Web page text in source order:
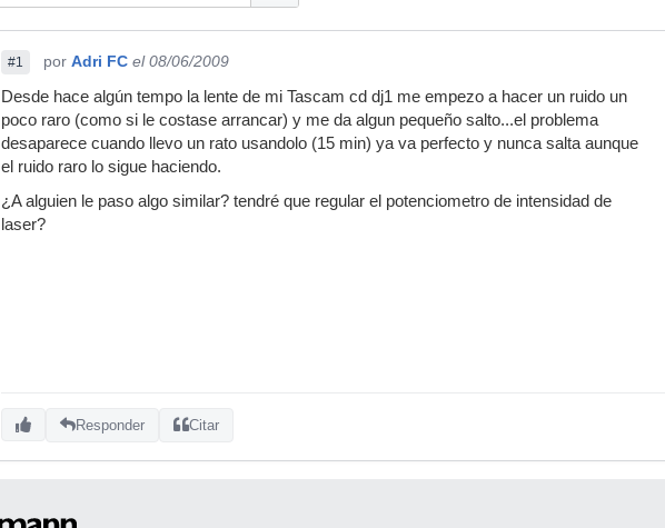
#1 por Adri FC el 08/06/2009
Desde hace algún tempo la lente de mi Tascam cd dj1 me empezo a hacer un ruido un
poco raro (como si le costase arrancar) y me da algun pequeño salto...el problema
desaparece cuando llevo un rato usandolo (15 min) ya va perfecto y nunca salta aunque
el ruido raro lo sigue haciendo.
¿A alguien le paso algo similar? tendré que regular el potenciometro de intensidad de
laser?
Responder Citar